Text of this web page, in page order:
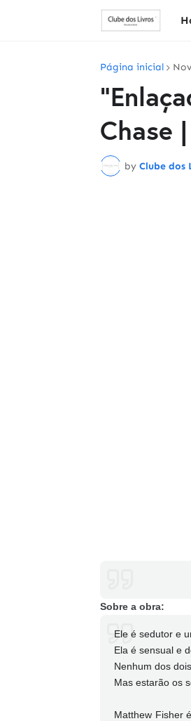
Página inicial
Chase
by Clube dos
Sobre a obra:
Ele é sedutor e
Ela é sensual e
Nenhum dos
Mas estarão os
Matthew Fisher